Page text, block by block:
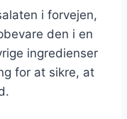
i forvejen,
den i en
ingredienser
for at sikre, at